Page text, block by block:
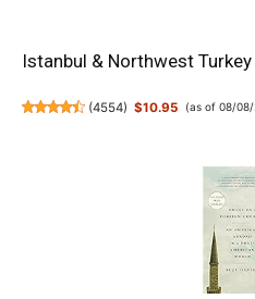
Istanbul & Northwest
(4554) $10.95 (as of 08/